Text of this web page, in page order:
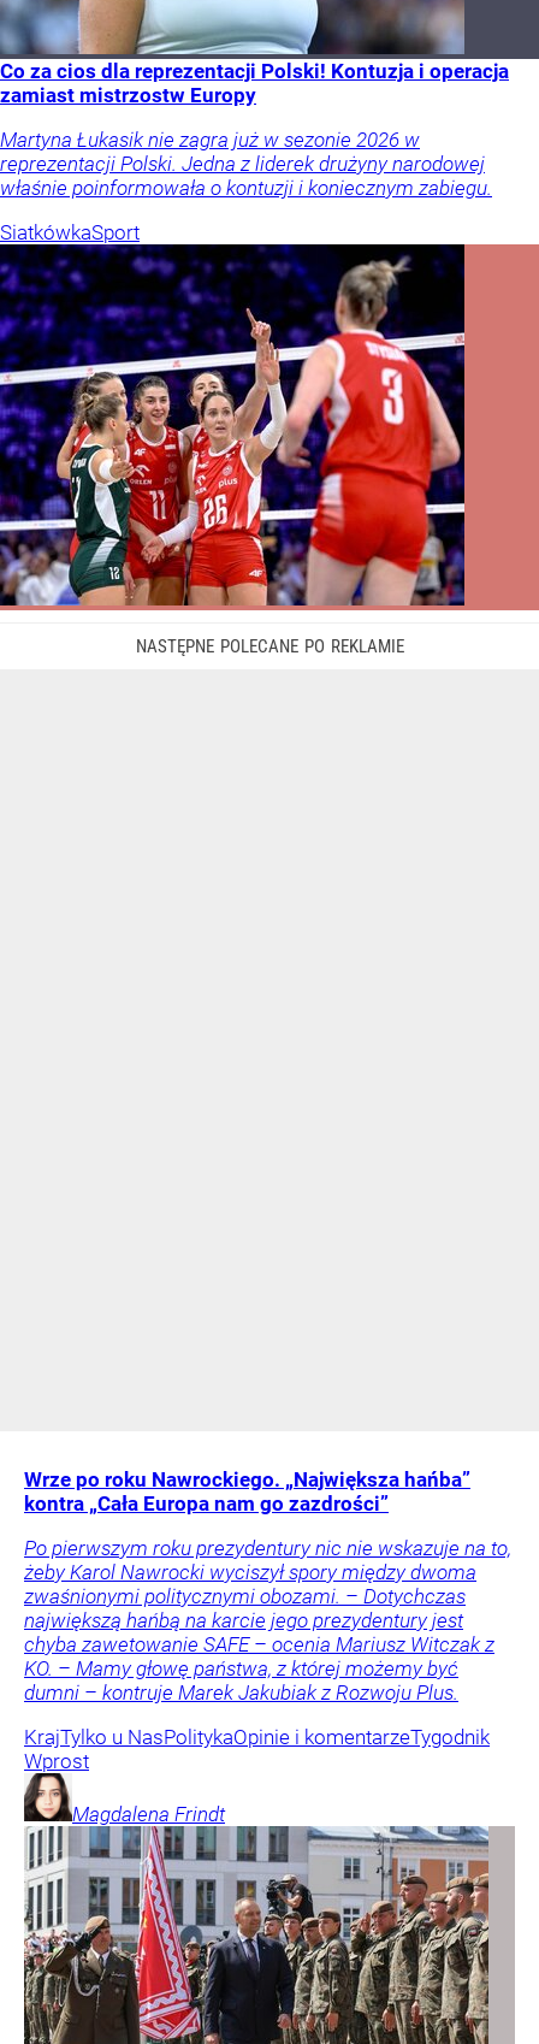
Co za cios dla reprezentacji Polski! Kontuzja i operacja
zamiast mistrzostw Europy
Martyna Łukasik nie zagra już w sezonie 2026 w
reprezentacji Polski. Jedna z liderek drużyny narodowej
właśnie poinformowała o kontuzji i koniecznym zabiegu.
SiatkówkaSport
Wrze po roku Nawrockiego. „Największa hańba”
kontra „Cała Europa nam go zazdrości”
Po pierwszym roku prezydentury nic nie wskazuje na to,
żeby Karol Nawrocki wyciszył spory między dwoma
zwaśnionymi politycznymi obozami. – Dotychczas
największą hańbą na karcie jego prezydentury jest
chyba zawetowanie SAFE – ocenia Mariusz Witczak z
KO. – Mamy głowę państwa, z której możemy być
dumni – kontruje Marek Jakubiak z Rozwoju Plus.
KrajTylko u NasPolitykaOpinie i komentarzeTygodnik
Wprost
Magdalena Frindt